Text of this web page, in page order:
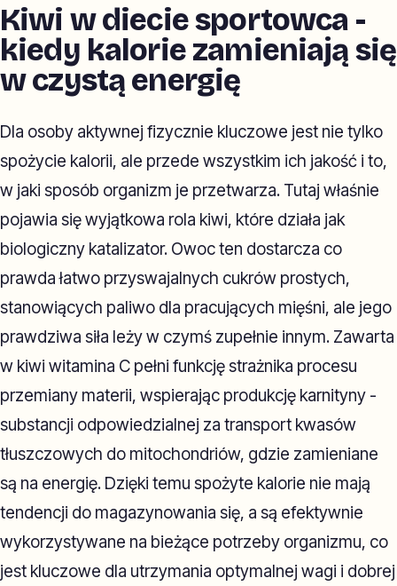
Kiwi w diecie sportowca -
kiedy kalorie zamieniają się
w czystą energię
Dla osoby aktywnej fizycznie kluczowe jest nie tylko
spożycie kalorii, ale przede wszystkim ich jakość i to,
w jaki sposób organizm je przetwarza. Tutaj właśnie
pojawia się wyjątkowa rola kiwi, które działa jak
biologiczny katalizator. Owoc ten dostarcza co
prawda łatwo przyswajalnych cukrów prostych,
stanowiących paliwo dla pracujących mięśni, ale jego
prawdziwa siła leży w czymś zupełnie innym. Zawarta
w kiwi witamina C pełni funkcję strażnika procesu
przemiany materii, wspierając produkcję karnityny -
substancji odpowiedzialnej za transport kwasów
tłuszczowych do mitochondriów, gdzie zamieniane
są na energię. Dzięki temu spożyte kalorie nie mają
tendencji do magazynowania się, a są efektywnie
wykorzystywane na bieżące potrzeby organizmu, co
jest kluczowe dla utrzymania optymalnej wagi i dobrej